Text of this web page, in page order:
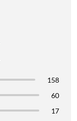
158
60
17